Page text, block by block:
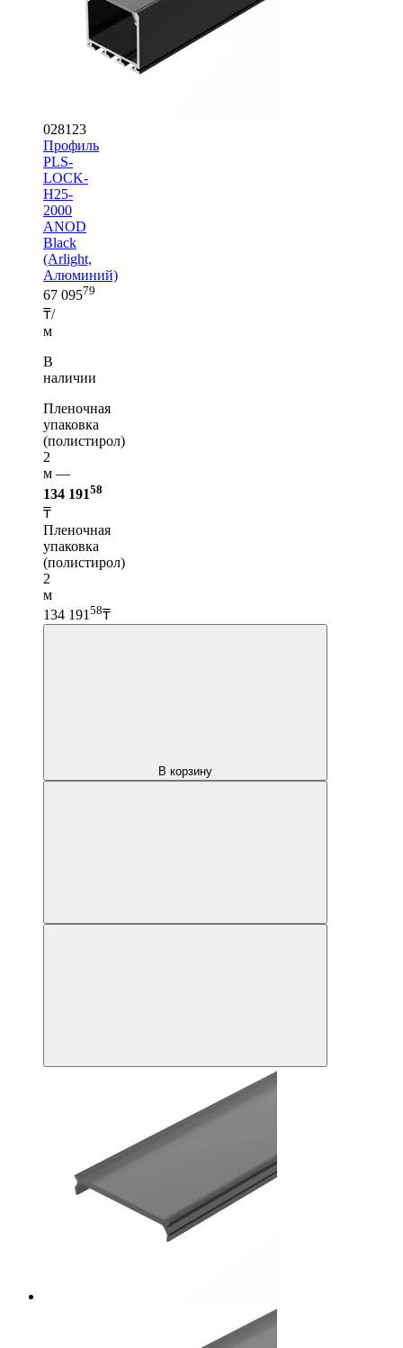
028123
Профиль
PLS-
LOCK-
H25-
2000
ANOD
Black
(Arlight,
Алюминий)
67 09579
₸/
м
В
наличии
Пленочная
упаковка
(полистирол)
2
м —
134 19158
₸
Пленочная
упаковка
(полистирол)
2
м
134 191 58₸
В корзину